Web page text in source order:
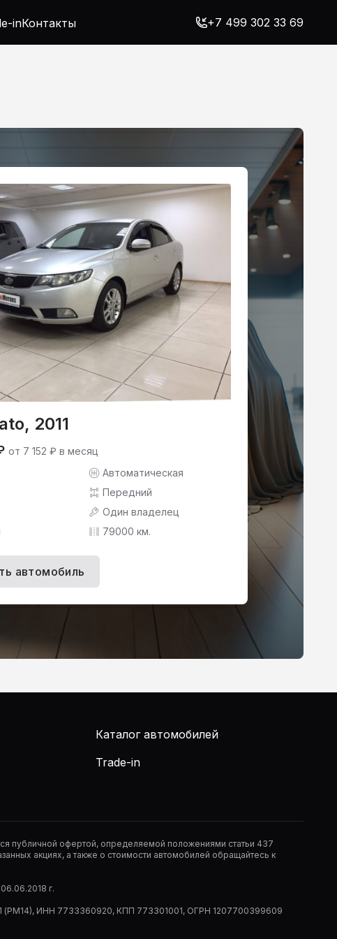
inКонтакты +7 499 302 33 69
2011
от 7 152 ₽ в месяц
Автоматическая
Передний
Один владелец
79000 км.
автомобиль
Каталог автомобилей
Trade-in
публичной офертой, определяемой положениями статьи 437
акциях, а также о стоимости автомобилей обращайтесь к
г.
1 (РМ14), ИНН 7733360920, КПП 773301001, ОГРН 1207700399609